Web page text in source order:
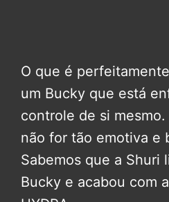
O que é
um Bucky que está
controle de si
não for tão emotiva e
Sabemos que a Shuri
Bucky e acabou com